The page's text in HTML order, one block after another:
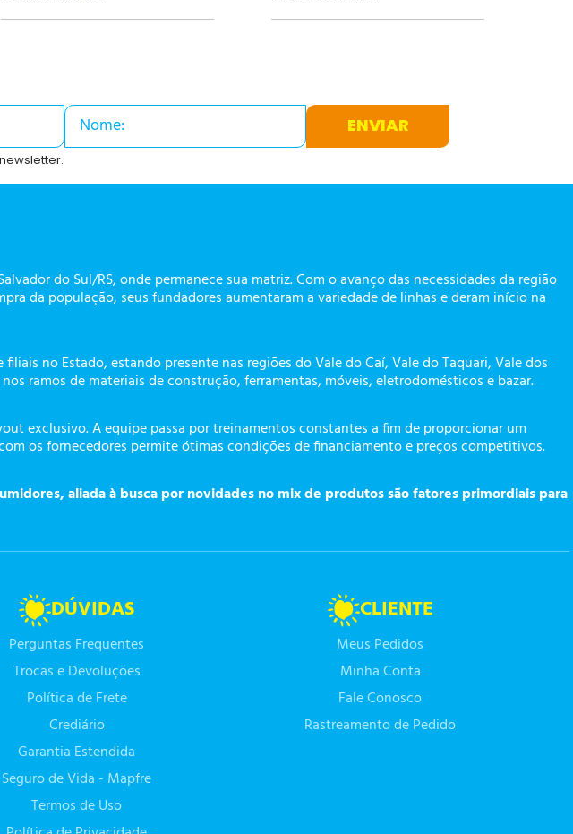
ENVIAR
do Sul/RS, onde permanece sua matriz. Com o avanço das necessidades da região
da população, seus fundadores aumentaram a variedade de linhas e deram início na
no Estado, estando presente nas regiões do Vale do Caí, Vale do Taquari, Vale dos
ramos de materiais de construção, ferramentas, móveis, eletrodomésticos e bazar.
exclusivo. A equipe passa por treinamentos constantes a fim de proporcionar um
os fornecedores permite ótimas condições de financiamento e preços competitivos.
aliada à busca por novidades no mix de produtos são fatores primordiais para
DÚVIDAS
Perguntas Frequentes
Trocas e Devoluções
Política de Frete
Crediário
Garantia Estendida
Seguro de Vida - Mapfre
Termos de Uso
CLIENTE
Meus Pedidos
Minha Conta
Fale Conosco
Rastreamento de Pedido